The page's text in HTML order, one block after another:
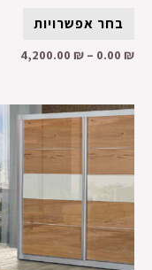
בחר אפשרויות
0.00 ₪
–
4,200.00 ₪